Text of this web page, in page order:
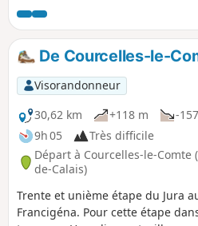
mur des fusillés son beffroi et sa
place.
De Courcelles-le-
Visorandonneur
30,62 km
+118 m
-
9h 05
Très difficile
Départ à Courcelles-le-Comte
de-Calais)
Trente et unième étape du Jura
Francigéna. Pour cette étape